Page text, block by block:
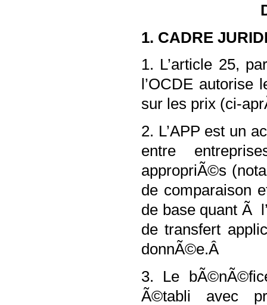
1. CADRE
1. L’article 25,
l’OCDE
sur les prix (ci-
2. L’APP est un
entre
appropriÃ©s
de comparaison
de base quant Ã
de transfert
donnÃ©e.Â
3. Le
Ã©tabli avec